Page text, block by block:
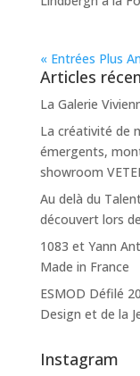
« Entrées Plus
Articles
La Galerie
La créativité de
émergents,
showroom
Au delà du
découvert lors
1083 et Yann
Made in France
ESMOD Défilé
Design et de la
Instagram